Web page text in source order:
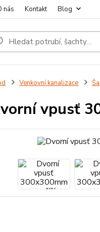
nás Kontakt Blog
Venkovní kanalizace
vpusť